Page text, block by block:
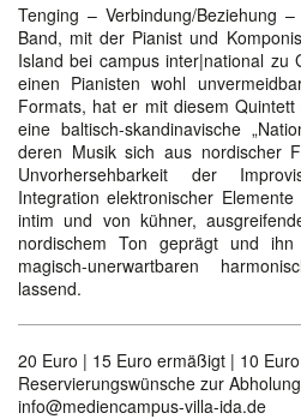
Tenging – Verbindung/Beziehung
Band, mit der Pianist und
Island bei campus inter|national zu
einen Pianisten wohl
Formats, hat er mit diesem
eine baltisch-skandinavische
deren Musik sich aus nordischer
Unvorhersehbarkeit der
Integration elektronischer
intim und von kühner,
nordischem Ton geprägt und
magisch-unerwartbaren
lassend.
20 Euro | 15 Euro ermäßigt | 10
Reservierungswünsche zur
info@mediencampus-villa-ida.de